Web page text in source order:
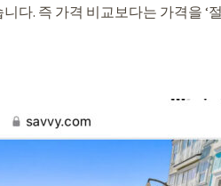
다. 즉 가격 비교보다는 가격을 ‘